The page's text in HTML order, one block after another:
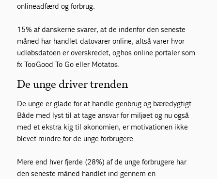
onlineadfærd og forbrug.
15% af danskerne svarer,at de indenfor den seneste
måned har handlet datovarer online, altså varer hvor
udløbsdatoen er overskredet, oghosonline portaler som
fxTooGood To Go eller Motatos.
De unge driver trenden
De unge er glade for at handle genbrug og bæredygtigt.
Både med lyst til at tage ansvar for miljøet og nuogså
med et ekstra kig til økonomien, er motivationen ikke
blevet mindre for de unge forbrugere.
Mere end hver fjerde (28%) af de unge forbrugere har
den seneste måned handlet ind gennem en